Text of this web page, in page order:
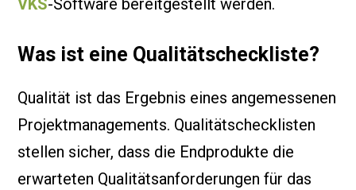
VKS-Software bereitgestellt werden.
Was ist eine Qualitätscheckliste?
Qualität ist das Ergebnis eines angemessenen
Projektmanagements. Qualitätschecklisten
stellen sicher, dass die Endprodukte die
erwarteten Qualitätsanforderungen für das